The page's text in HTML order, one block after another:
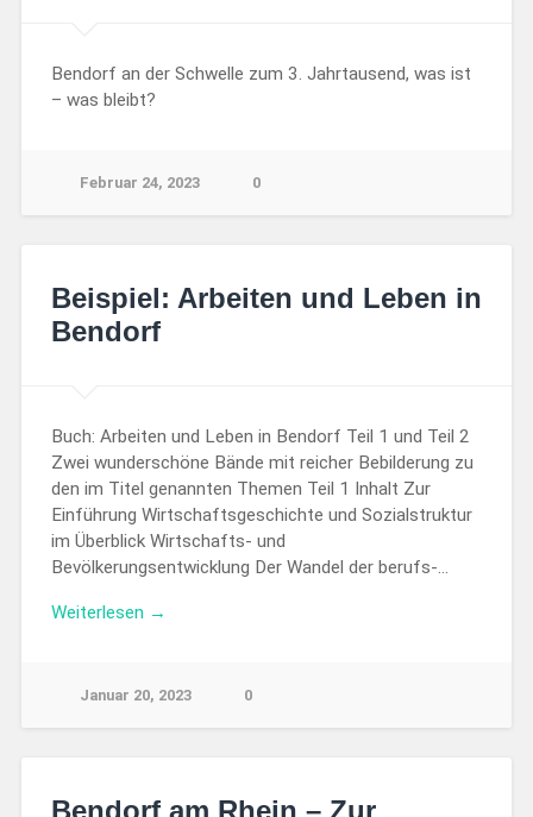
Bendorf an der Schwelle zum 3. Jahrtausend, was ist
– was bleibt?
Februar 24, 2023 0
Beispiel: Arbeiten und Leben in
Bendorf
Buch: Arbeiten und Leben in Bendorf Teil 1 und Teil 2
Zwei wunderschöne Bände mit reicher Bebilderung zu
den im Titel genannten Themen Teil 1 Inhalt Zur
Einführung Wirtschaftsgeschichte und Sozialstruktur
im Überblick Wirtschafts- und
Bevölkerungsentwicklung Der Wandel der berufs-…
Weiterlesen →
Januar 20, 2023 0